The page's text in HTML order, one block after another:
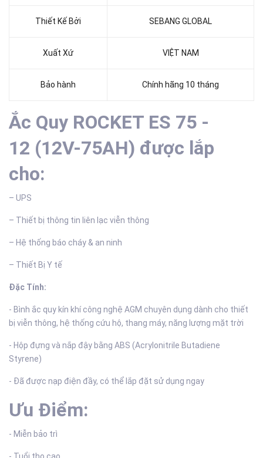
Thiết Kế Bởi SEBANG GLOBAL
Xuất Xứ VIỆT NAM
Bảo hành Chính hãng 10 tháng
Ắc Quy ROCKET ES 75 -
12 (12V-75AH) được lắp
cho:
– UPS
– Thiết bị thông tin liên lạc viễn thông
– Hệ thống báo cháy & an ninh
– Thiết Bị Y tế
Đặc Tính:
- Bình ắc quy kín khí công nghệ AGM chuyên dụng dành cho thiết
bị viễn thông, hệ thống cứu hộ, thang máy, năng lượng mặt trời
- Hộp đựng và nắp đậy bằng ABS (Acrylonitrile Butadiene
Styrene)
- Đã được nạp điện đầy, có thể lắp đặt sử dụng ngay
Ưu Điểm:
- Miễn bảo trì